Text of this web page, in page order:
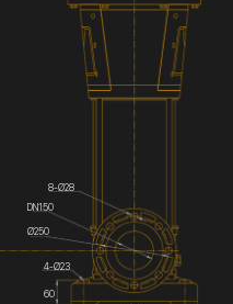
DN150
60
4-Ø23
Ø250
8-Ø28